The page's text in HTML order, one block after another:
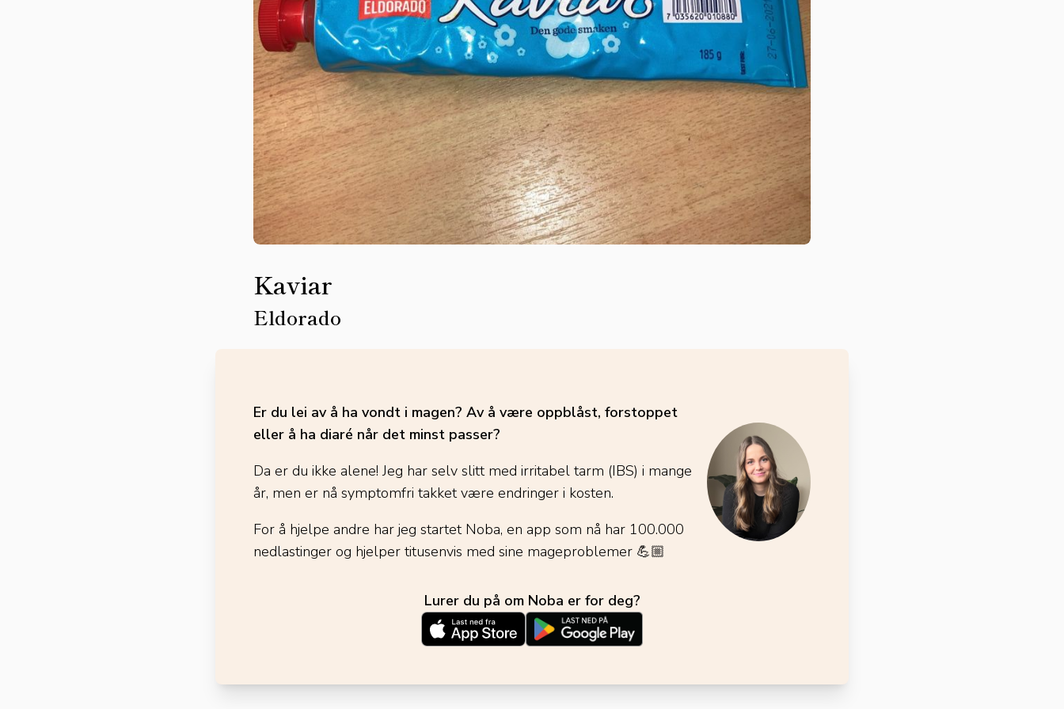
Kaviar
Eldorado
Er du lei av å ha vondt i magen? Av å være oppblåst, forstoppet
eller å ha diaré når det minst passer?
Da er du ikke alene! Jeg har selv slitt med irritabel tarm (IBS) i mange
år, men er nå symptomfri takket være endringer i kosten.
For å hjelpe andre har jeg startet Noba, en app som nå har 100.000
nedlastinger og hjelper titusenvis med sine mageproblemer 💪🏼
Lurer du på om Noba er for deg?